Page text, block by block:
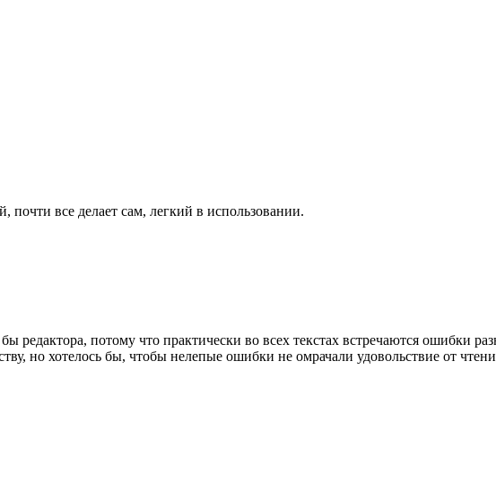
все делает сам, легкий в использовании.
редактора, потому что практически во всех текстах встречаются ошибки
но хотелось бы, чтобы нелепые ошибки не омрачали удовольствие от